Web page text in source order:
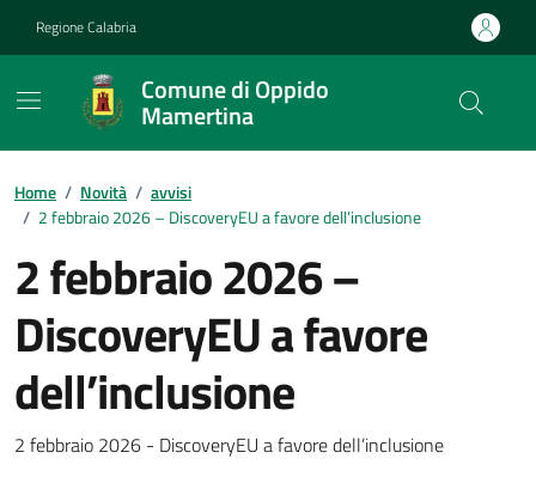
Regione Calabria
Comune di Oppido
Mamertina
Home / Novità / avvisi
/ 2 febbraio 2026 – DiscoveryEU a favore dell’inclusione
2 febbraio 2026 –
DiscoveryEU a favore
dell’inclusione
Dettagli della notizia
2 febbraio 2026 - DiscoveryEU a favore dell’inclusione